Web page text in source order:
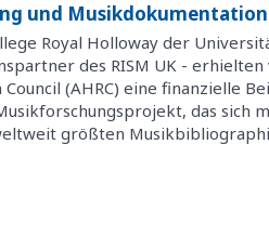
und Musikdokumentation
Royal Holloway der
des RISM UK -
(AHRC) eine finanzielle
das sich
größten